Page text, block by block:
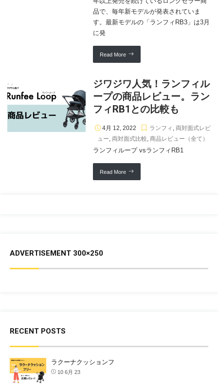
品で、毎年新モデルが発表されていま
す。最新モデルの「ランフィRB3」は3月
に発
Read More
ジワジワ人気！ランフィル
ープの商品レビュー。ラン
フィRB1との比較も
4月 12, 2022 ランフィ , 両対面式レビ
ュー, 両対面式比較, 商品レビュー（全て）
ランフィループ vsランフィRB1
Read More
ADVERTISEMENT 300×250
RECENT POSTS
ラクーナクッションフ
10 6月 23